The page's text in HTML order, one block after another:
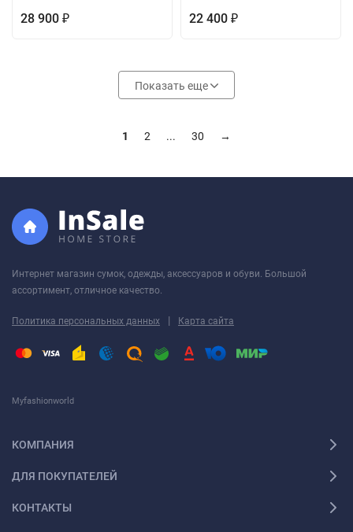
28 900 ₽ 22 400 ₽
Показать еще
1 2 ... 30 →
Интернет магазин сумок, одежды, аксессуаров и обуви. Большой
ассортимент, отличное качество.
Политика персональных данных | Карта сайта
Myfashionworld
КОМПАНИЯ
ДЛЯ ПОКУПАТЕЛЕЙ
КОНТАКТЫ